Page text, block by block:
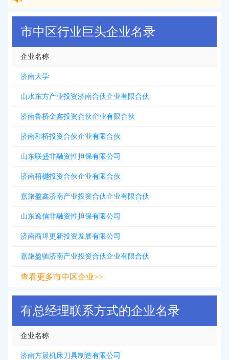
市中区行业巨头企业名录
企业名称
济南大学
山水东方产业投资济南合伙企业有限合伙
济南鲁桥金鑫投资合伙企业有限合伙
济南和桥投资合伙企业有限合伙
山东联盛非融资性担保有限公司
济南梧樾投资合伙企业有限合伙
嘉旅盈鑫济南产业投资合伙企业有限合伙
山东逸信非融资性担保有限公司
济南商埠更新投资发展有限公司
嘉旅盈驰济南产业投资合伙企业有限合伙
查看更多市中区企业>>
有总经理联系方式的企业名录
企业名称
济南方晨机床刀具制造有限公司